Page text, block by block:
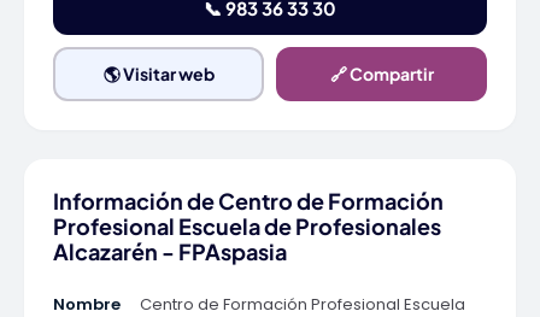
📞 983 36 33 30
🌎 Visitar web 🔗 Compartir
Información de Centro de Formación
Profesional Escuela de Profesionales
Alcazarén - FPAspasia
Nombre
Centro de Formación Profesional Escuela